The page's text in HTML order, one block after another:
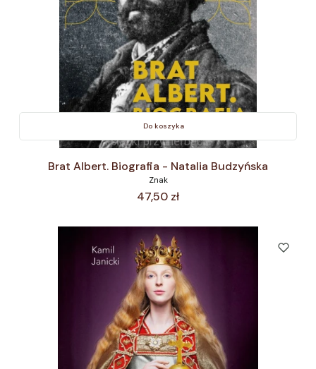
Do koszyka
Brat Albert. Biografia - Natalia Budzyńska
Znak
Cena
47,50 zł